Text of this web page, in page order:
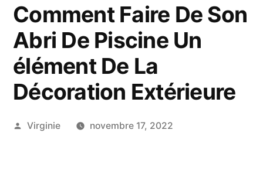
Comment Faire De Son
Abri De Piscine Un
élément De La
Décoration Extérieure
Publié
Virginie novembre 17, 2022